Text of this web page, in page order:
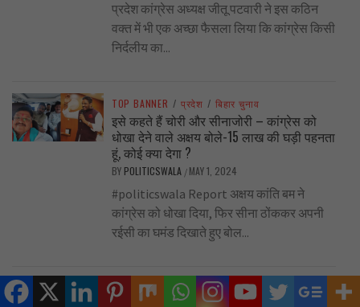
प्रदेश कांग्रेस अध्यक्ष जीतू पटवारी ने इस कठिन
वक्त में भी एक अच्छा फैसला लिया कि कांग्रेस किसी
निर्दलीय का...
TOP BANNER / प्रदेश / बिहार चुनाव
इसे कहते हैं चोरी और सीनाजोरी – कांग्रेस को
धोखा देने वाले अक्षय बोले-15 लाख की घड़ी पहनता
हूं, कोई क्या देगा ?
BY POLITICSWALA / MAY 1, 2024
#politicswala Report अक्षय कांति बम ने
कांग्रेस को धोखा दिया, फिर सीना ठोंककर अपनी
रईसी का घमंड दिखाते हुए बोल...
TOP BANNER / एडिटर्स नोट बिहार चुनाव